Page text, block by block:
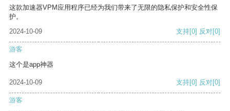
这款加速器VPM应用程序已经为我们带来了无限的隐私保护和安全性保
护。
2024-10-09
支持[0] 反对[0]
游客
这个是app神器
2024-10-09 支持[0] 反对[0]
游客